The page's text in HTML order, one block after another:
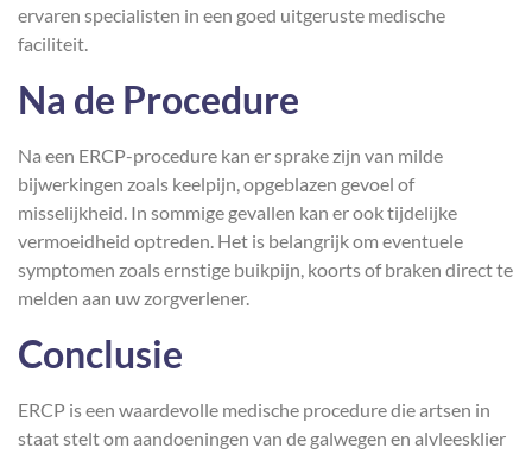
ervaren specialisten in een goed uitgeruste medische
faciliteit.
Na de Procedure
Na een ERCP-procedure kan er sprake zijn van milde
bijwerkingen zoals keelpijn, opgeblazen gevoel of
misselijkheid. In sommige gevallen kan er ook tijdelijke
vermoeidheid optreden. Het is belangrijk om eventuele
symptomen zoals ernstige buikpijn, koorts of braken direct te
melden aan uw zorgverlener.
Conclusie
ERCP is een waardevolle medische procedure die artsen in
staat stelt om aandoeningen van de galwegen en alvleesklier